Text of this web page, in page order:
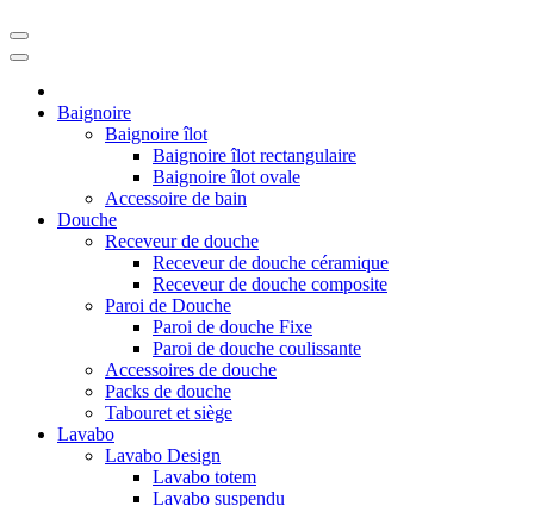
Baignoire
Baignoire îlot
Baignoire îlot rectangulaire
Baignoire îlot ovale
Accessoire de bain
Douche
Receveur de douche
Receveur de douche céramique
Receveur de douche composite
Paroi de Douche
Paroi de douche Fixe
Paroi de douche coulissante
Accessoires de douche
Packs de douche
Tabouret et siège
Lavabo
Lavabo Design
Lavabo totem
Lavabo suspendu